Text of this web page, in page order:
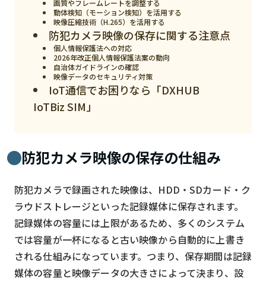
SaaS
おすすめ
画質やフレームレートを調整する
動体検知（モーション検知）を活用する
映像圧縮技術（H.265）を活用する
防犯カメラ映像の保存に関する注意点
個人情報保護法への対応
2026年改正個人情報保護法案の動向
自治体ガイドラインの確認
映像データのセキュリティ対策
IoT通信でお困りなら「DXHUB
IoTBiz SIM」
防犯カメラ映像の保存の仕組み
防犯カメラで録画された映像は、HDD・SDカード・ク
ラウドストレージといった記録媒体に保存されます。
記録媒体の容量には上限があるため、多くのシステム
では容量が一杯になると古い映像から自動的に上書き
される仕組みになっています。つまり、保存期間は記録
媒体の容量と映像データの大きさによって決まり、設